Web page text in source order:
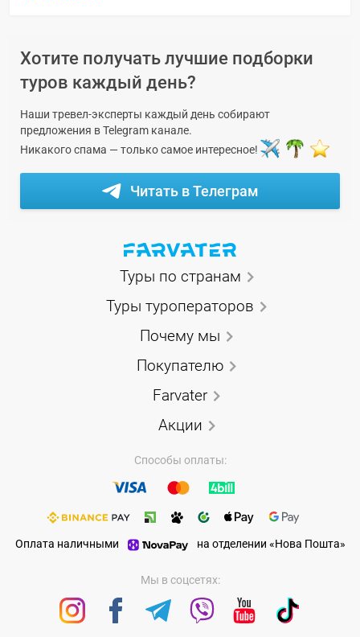
Хотите получать лучшие подборки
туров каждый день?
Наши тревел-эксперты каждый день собирают
предложения в Telegram канале.
Никакого спама — только самое интересное!
Читать в Телеграм
Туры по странам
Туры туроператоров
Почему мы
Покупателю
Farvater
Акции
Способы оплаты:
Оплата наличными на отделении «Нова Пошта»
Мы в соцсетях: